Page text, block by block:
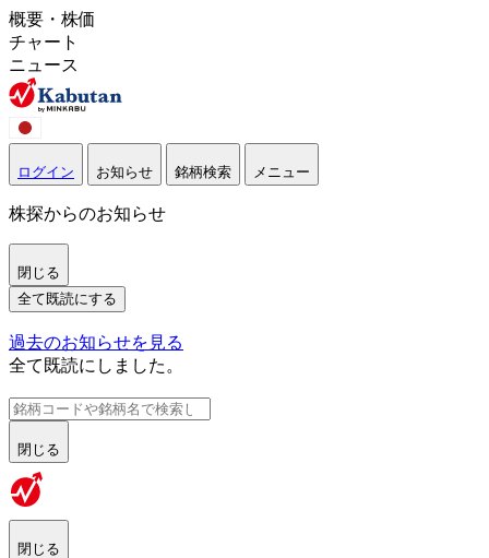
概要・株価
チャート
ニュース
ログイン お知らせ 銘柄検索 メニュー
株探からのお知らせ
閉じる
全て既読にする
過去のお知らせを見る
全て既読にしました。
閉じる
閉じる